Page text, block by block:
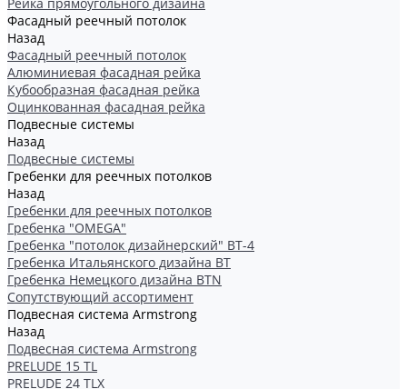
Фасадный реечный потолок
Назад
Фасадный реечный потолок
Алюминиевая фасадная рейка
Кубообразная фасадная рейка
Оцинкованная фасадная рейка
Подвесные системы
Назад
Подвесные системы
Гребенки для реечных потолков
Назад
Гребенки для реечных потолков
Гребенка "OMEGA"
Гребенка "потолок дизайнерский" ВТ-4
Гребенка Итальянского дизайна BT
Гребенка Немецкого дизайна ВТN
Сопутствующий ассортимент
Подвесная система Armstrong
Назад
Подвесная система Armstrong
PRELUDE 15 TL
PRELUDE 24 TLX